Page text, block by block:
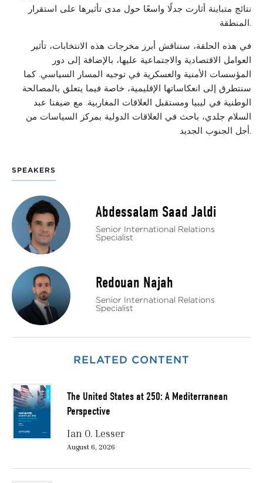
نتائج متباينة أثارت جدلًا واسعًا حول مدى تأثيرها على استقرار
المنطقة.
في هذه الحلقة، سنناقش أبرز مخرجات هذه الانتخابات، تأثير
العوامل الاقتصادية والاجتماعية عليها، بالإضافة إلى دور
المؤسسات الأمنية والعسكرية في توجيه المسار السياسي. كما
سنتطرق إلى انعكاساتها الإقليمية، خاصة فيما يتعلق بالمصالحة
الوطنية في ليبيا ومستقبل العلاقات المغاربية. مع ضيفنا عبد
السلام جلدي، باحث في العلاقات الدولية بمركز السياسات من
أجل الجنوب الجديد.
SPEAKERS
Abdessalam Saad Jaldi
Senior International Relations
Specialist
Redouan Najah
Senior International Relations
Specialist
RELATED CONTENT
The United States at 250: A Mediterranean
Perspective
Ian O. Lesser
August 6, 2026